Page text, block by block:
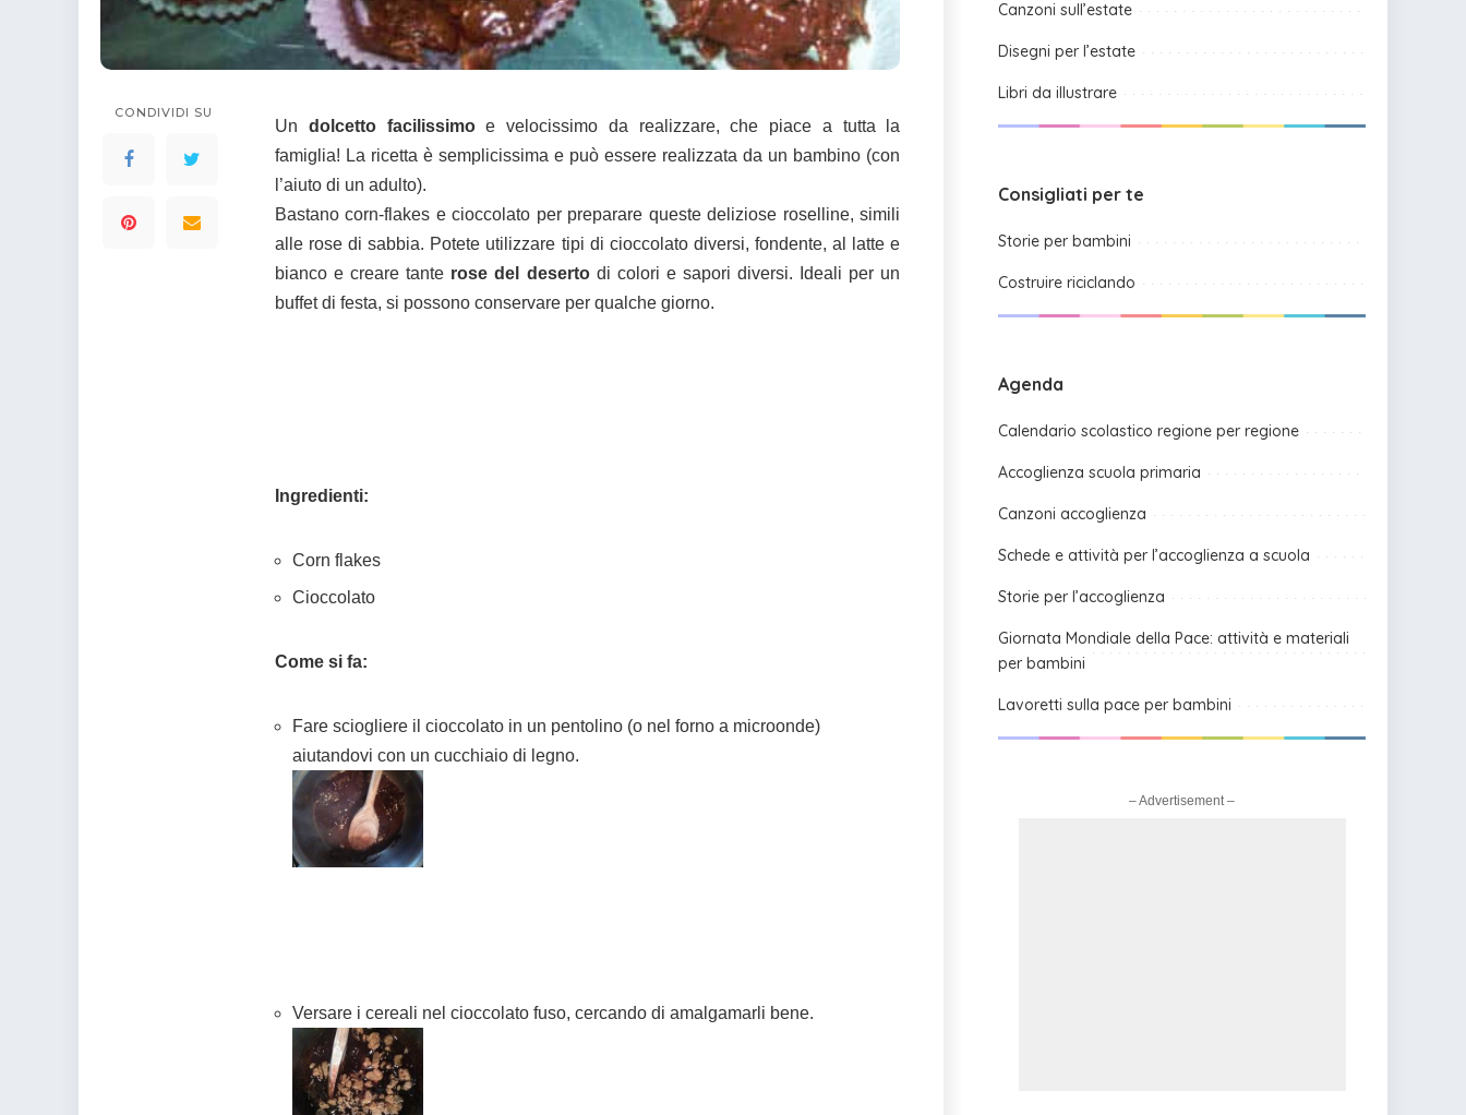
colorare
Supereroi da colorare
Disegni per il catechismo
Disegni Kawaii da
Indovinelli per bambini
CONDIVIDI SU
Un dolcetto facilissimoe velocissimo da realizzare, che piace a tutta la
famiglia! La ricetta è semplicissima e può essere realizzata da un bambino (con
l’aiuto di un adulto).
Bastano corn-flakes e cioccolato per preparare queste deliziose roselline, simili
alle rose di sabbia. Potete utilizzare tipi di cioccolato diversi, fondente, al latte e
bianco e creare tante rose del desertodi colori e sapori diversi. Ideali per un
buffet di festa, si possono conservare per qualche giorno.
Ingredienti:
Corn flakes
Cioccolato
Come si fa:
Fare sciogliere il cioccolato in un pentolino (o nel forno a microonde)
aiutandovi con un cucchiaio di legno.
Versare i cereali nel cioccolato fuso, cercando di amalgamarli bene.
Canzoni sull’estate
Disegni per l’estate
Libri da illustrare
Consigliati per te
Storie per bambini
Costruire riciclando
Agenda
Calendario scolastico regione per regione
Accoglienza scuola primaria
Canzoni accoglienza
Schede e attività per l’accoglienza a scuola
Storie per l’accoglienza
Giornata Mondiale della Pace: attività e materiali
per bambini
Lavoretti sulla pace per bambini
– Advertisement –